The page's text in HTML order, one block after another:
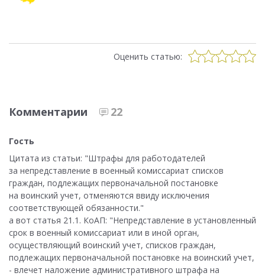
Оценить статью:
Комментарии 22
Гость
Цитата из статьи: "Штрафы для работодателей
за непредставление в военный комиссариат списков
граждан, подлежащих первоначальной постановке
на воинский учет, отменяются ввиду исключения
соответствующей обязанности."
а вот статья 21.1. КоАП: "Непредставление в установленный
срок в военный комиссариат или в иной орган,
осуществляющий воинский учет, списков граждан,
подлежащих первоначальной постановке на воинский учет,
- влечет наложение административного штрафа на